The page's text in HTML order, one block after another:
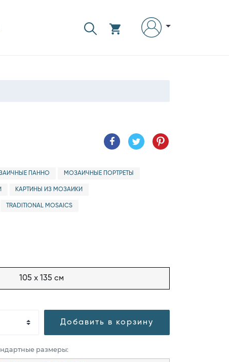
ПАННО МОЗАИЧНЫЕ ПОРТРЕТЫ
КАРТИНЫ ИЗ МОЗАИКИ
TRADITIONAL MOSAICS
105 x 135 см
Добавить в корзину
размеры: